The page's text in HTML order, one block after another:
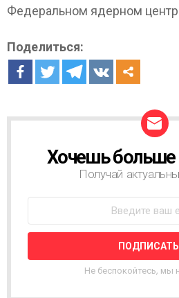
Федеральном ядерном
Поделиться:
О
Т
Н
Я
А
Хочешь больше
Получай
Не беспокойтесь, мы